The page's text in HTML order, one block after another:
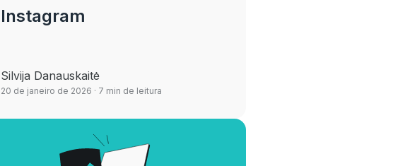
Instagram
Silvija Danauskaitė
20 de janeiro de 2026 · 7 min de leitura